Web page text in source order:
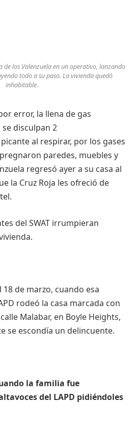
de los Valenzuela en un operativo, lanzando
todo a su paso. La vivienda quedó
inhabitable.
al respirar, por los gases
paredes, muebles y
regresó ayer a su casa al
la Cruz Roja les ofreció de
del SWAT irrumpieran
de marzo, cuando esa
rodeó la casa marcada con
Malabar, en Boyle Heights,
se escondía un delincuente.
la familia fue
del LAPD pidiéndoles